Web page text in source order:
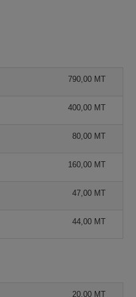
790,00 MT
400,00 MT
80,00 MT
160,00 MT
47,00 MT
44,00 MT
20,00 MT